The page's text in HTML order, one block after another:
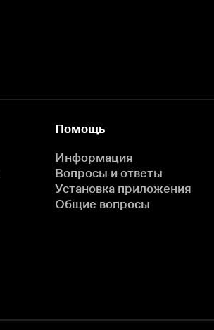
Помощь
Информация
Вопросы и ответы
Установка приложения
Общие вопросы